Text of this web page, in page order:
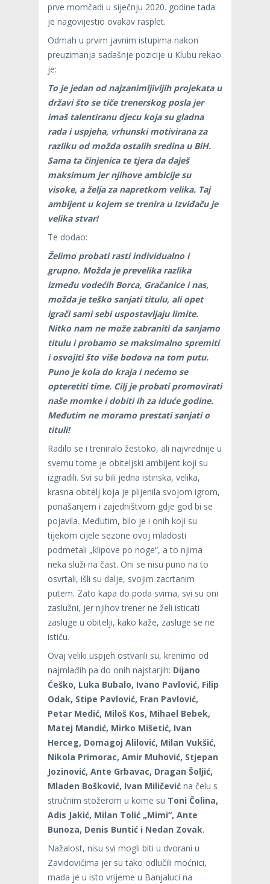
prve momčadi u siječnju 2020. godine tada
je nagovijestio ovakav rasplet.
Odmah u prvim javnim istupima nakon
preuzimanja sadašnje pozicije u Klubu rekao
je:
To je jedan od najzanimljivijih projekata u
državi što se tiče trenerskog posla jer
imaš talentiranu djecu koja su gladna
rada i uspjeha, vrhunski motivirana za
razliku od možda ostalih sredina u BiH.
Sama ta činjenica te tjera da daješ
maksimum jer njihove ambicije su
visoke, a želja za napretkom velika. Taj
ambijent u kojem se trenira u Izviđaču je
velika stvar!
Te dodao:
Želimo probati rasti individualno i
grupno. Možda je prevelika razlika
između vodećih Borca, Gračanice i nas,
možda je teško sanjati titulu, ali opet
igrači sami sebi uspostavljaju limite.
Nitko nam ne može zabraniti da sanjamo
titulu i probamo se maksimalno spremiti
i osvojiti što više bodova na tom putu.
Puno je kola do kraja i nećemo se
opteretiti time. Cilj je probati promovirati
naše momke i dobiti ih za iduće godine.
Međutim ne moramo prestati sanjati o
tituli!
Radilo se i treniralo žestoko, ali najvrednije u
svemu tome je obiteljski ambijent koji su
izgradili. Svi su bili jedna istinska, velika,
krasna obitelj koja je plijenila svojom igrom,
ponašanjem i zajedništvom gdje god bi se
pojavila. Međutim, bilo je i onih koji su
tijekom cijele sezone ovoj mladosti
podmetali „klipove po noge“, a to njima
neka služi na čast. Oni se nisu puno na to
osvrtali, išli su dalje, svojim zacrtanim
putem. Zato kapa do poda svima, svi su oni
zaslužni, jer njihov trener ne želi isticati
zasluge u obitelji, kako kaže, zasluge se ne
ističu.
Ovaj veliki uspjeh ostvarili su, krenimo od
najmlađih pa do onih najstarjih: Dijano
Ćeško, Luka Bubalo, Ivano Pavlović, Filip
Odak, Stipe Pavlović, Fran Pavlović,
Petar Medić, Miloš Kos, Mihael Bebek,
Matej Mandić, Mirko Mišetić, Ivan
Herceg, Domagoj Alilović, Milan Vukšić,
Nikola Primorac, Amir Muhović, Stjepan
Jozinović, Ante Grbavac, Dragan Šoljić,
Mladen Bošković, Ivan Miličević na čelu s
stručnim stožerom u kome su Toni Čolina,
Adis Jakić, Milan Tolić „Mimi“, Ante
Bunoza, Denis Buntić i Nedan Zovak.
Nažalost, nisu svi mogli biti u dvorani u
Zavidovićima jer su tako odlučili moćnici,
mada je u isto vrijeme u Banjaluci na